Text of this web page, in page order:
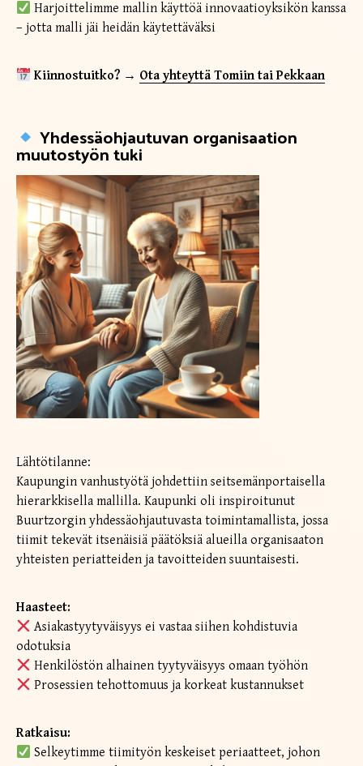
Harjoittelimme mallin käyttöä innovaatioyksikön kanssa
– jotta malli jäi heidän käytettäväksi
Kiinnostuitko? → Ota yhteyttä Tomiin tai Pekkaan
Yhdessäohjautuvan organisaation
muutostyön tuki
Lähtötilanne:
Kaupungin vanhustyötä johdettiin seitsemänportaisella
hierarkkisella mallilla. Kaupunki oli inspiroitunut
Buurtzorgin yhdessäohjautuvasta toimintamallista, jossa
tiimit tekevät itsenäisiä päätöksiä alueilla organisaaton
yhteisten periatteiden ja tavoitteiden suuntaisesti.
Haasteet:
Asiakastyytyväisyys ei vastaa siihen kohdistuvia
odotuksia
Henkilöstön alhainen tyytyväisyys omaan työhön
Prosessien tehottomuus ja korkeat kustannukset
Ratkaisu:
Selkeytimme tiimityön keskeiset periaatteet, johon